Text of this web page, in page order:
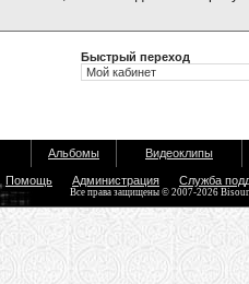
Быстрый переход
Альбомы Видеоклипы
Помощь Администрация Служба
Все права защищены © 2007-2026